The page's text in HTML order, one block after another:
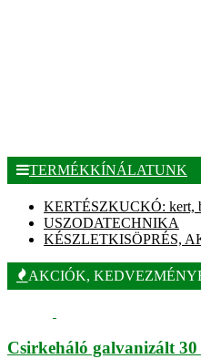
TERMÉKKÍNÁLATUNK
KERTÉSZKUCKÓ: kert,
USZODATECHNIKA
KÉSZLETKISÖPRÉS,
AKCIÓK,
Csirkeháló galvanizált